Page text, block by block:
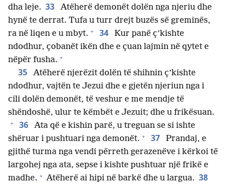
dha leje. 33
Atëherë demonët dolën nga njeriu dhe
hynë te derrat. Tufa u turr drejt buzës së greminës,
ra në liqen e u mbyt. + 34
Kur panë ç’kishte
ndodhur, çobanët ikën dhe e çuan lajmin në qytet e
nëpër fusha. +
35
Atëherë njerëzit dolën të shihnin ç’kishte
ndodhur, vajtën te Jezui dhe e gjetën njeriun nga i
cili dolën demonët, të veshur e me mendje të
shëndoshë, ulur te këmbët e Jezuit; dhe u frikësuan.
+ 36
Ata që e kishin parë, u treguan se si ishte
shëruar i pushtuari nga demonët. + 37
Prandaj, e
gjithë turma nga vendi përreth gerazenëve i kërkoi të
largohej nga ata, sepse i kishte pushtuar një frikë e
madhe. + Atëherë ai hipi në barkë dhe u largua. 38